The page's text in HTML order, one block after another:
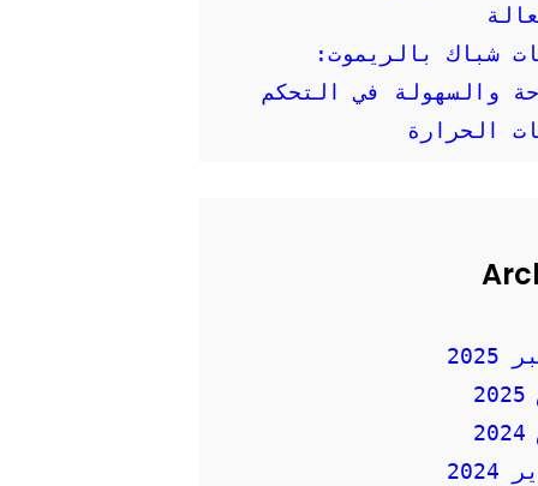
شباك بالريموت:
والسهولة في التحكم
الحرارة